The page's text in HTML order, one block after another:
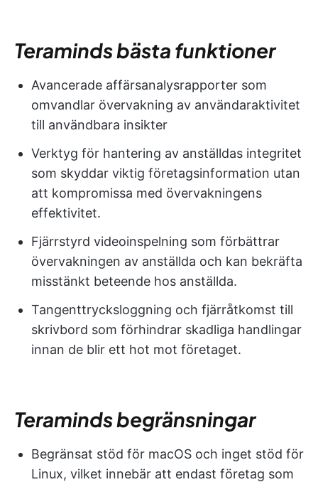
Teraminds bästa funktioner
Avancerade affärsanalysrapporter som
omvandlar övervakning av användaraktivitet
till användbara insikter
Verktyg för hantering av anställdas integritet
som skyddar viktig företagsinformation utan
att kompromissa med övervakningens
effektivitet.
Fjärrstyrd videoinspelning som förbättrar
övervakningen av anställda och kan bekräfta
misstänkt beteende hos anställda.
Tangenttrycksloggning och fjärråtkomst till
skrivbord som förhindrar skadliga handlingar
innan de blir ett hot mot företaget.
Teraminds begränsningar
Begränsat stöd för macOS och inget stöd för
Linux, vilket innebär att endast företag som